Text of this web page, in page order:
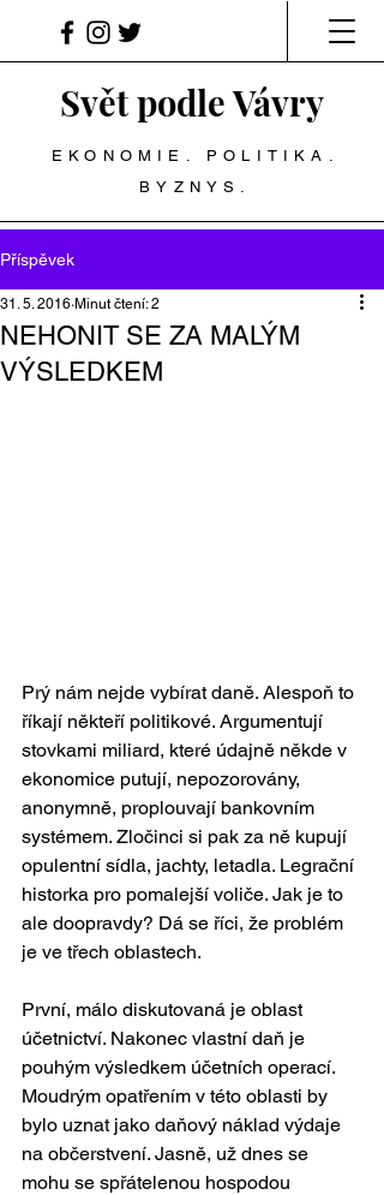
Svět podle Vávry
EKONOMIE. POLITIKA.
BYZNYS.
Příspěvek
NEHONIT SE ZA MALÝM
VÝSLEDKEM
31. 5. 2016 Minut čtení: 2
Prý nám nejde vybírat daně. Alespoň to
říkají někteří politikové. Argumentují
stovkami miliard, které údajně někde v
ekonomice putují, nepozorovány,
anonymně, proplouvají bankovním
systémem. Zločinci si pak za ně kupují
opulentní sídla, jachty, letadla. Legrační
historka pro pomalejší voliče. Jak je to
ale doopravdy? Dá se říci, že problém
je ve třech oblastech.
První, málo diskutovaná je oblast
účetnictví. Nakonec vlastní daň je
pouhým výsledkem účetních operací.
Moudrým opatřením v této oblasti by
bylo uznat jako daňový náklad výdaje
na občerstvení. Jasně, už dnes se
mohu se spřátelenou hospodou